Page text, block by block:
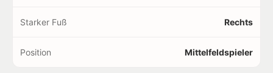
Starker Fuß Rechts
Position Mittelfeldspieler